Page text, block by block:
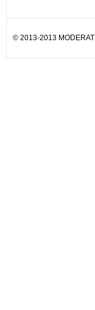
© 2013-2013